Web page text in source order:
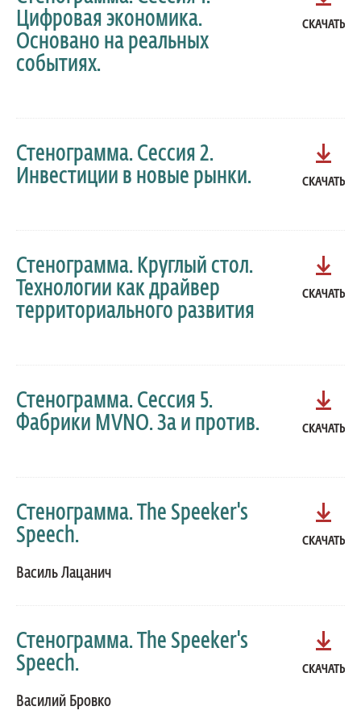
Цифровая экономика.
Основано на реальных
событиях.
СКАЧАТЬ
Стенограмма. Сессия 2.
Инвестиции в новые рынки.
СКАЧАТЬ
Стенограмма. Круглый стол.
Технологии как драйвер
территориального развития
СКАЧАТЬ
Стенограмма. Сессия 5.
Фабрики MVNO. За и против.
СКАЧАТЬ
Стенограмма. The Speeker's
Speech.
Василь Лацанич
СКАЧАТЬ
Стенограмма. The Speeker's
Speech.
Василий Бровко
СКАЧАТЬ